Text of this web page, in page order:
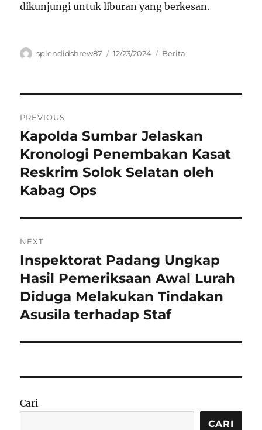
dikunjungi untuk liburan yang berkesan.
Author
splendidshrew87
Posted
12/23/2024 Categories
Berita
pos
PREVIOUS
Previous
post:
Kapolda Sumbar Jelaskan
Kronologi Penembakan Kasat
Reskrim Solok Selatan oleh
Kabag Ops
NEXT
Next
post:
Inspektorat Padang Ungkap
Hasil Pemeriksaan Awal Lurah
Diduga Melakukan Tindakan
Asusila terhadap Staf
Cari
CARI